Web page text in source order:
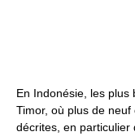
En Indonésie, les plus
Timor, où plus de neuf
décrites, en particulier